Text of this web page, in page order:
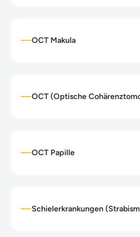
OCT Makula
OCT (Optische
OCT Papille
Schielerkrankungen